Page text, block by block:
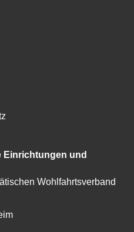
Einrichtungen und
Wohlfahrtsverband